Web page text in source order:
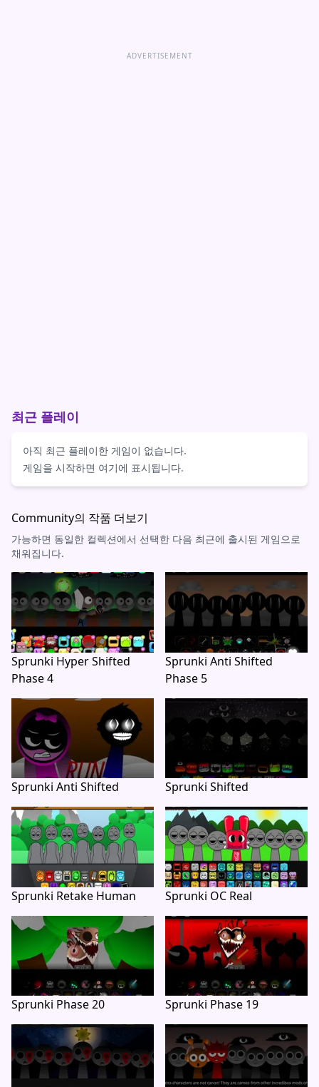
ADVERTISEMENT
최근 플레이
아직 최근 플레이한 게임이 없습니다.
게임을 시작하면 여기에 표시됩니다.
Community의 작품 더보기
가능하면 동일한 컬렉션에서 선택한 다음 최근에 출시된 게임으로
채워집니다.
Sprunki Hyper Shifted
Phase 4
Sprunki Anti Shifted
Phase 5
Sprunki Anti Shifted Sprunki Shifted
Sprunki Retake Human Sprunki OC Real
Sprunki Phase 20 Sprunki Phase 19